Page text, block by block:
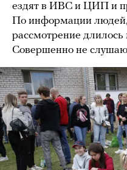
ездят в ИВС и ЦИП и
По информации людей,
рассмотрение
Совершенно не